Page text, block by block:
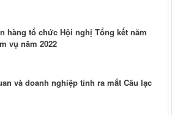
hàng tổ chức Hội nghị Tổng kết năm
vụ năm 2022
và doanh nghiệp tỉnh ra mắt Câu lạc